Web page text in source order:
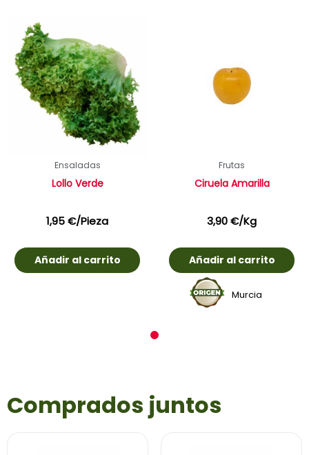
Ensaladas
Lollo Verde
1,95€/Pieza
Añadir al carrito
Frutas
Ciruela Amarilla
3,90€/Kg
Añadir al carrito
Murcia
Comprados juntos